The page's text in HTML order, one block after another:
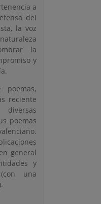
a
del
la voz
la
y
reciente
poemas
general
y
una